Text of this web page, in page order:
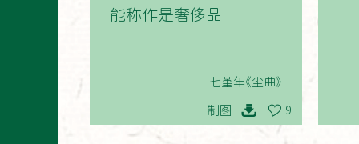
能称作是奢侈品
七堇年《尘曲》
制图 9